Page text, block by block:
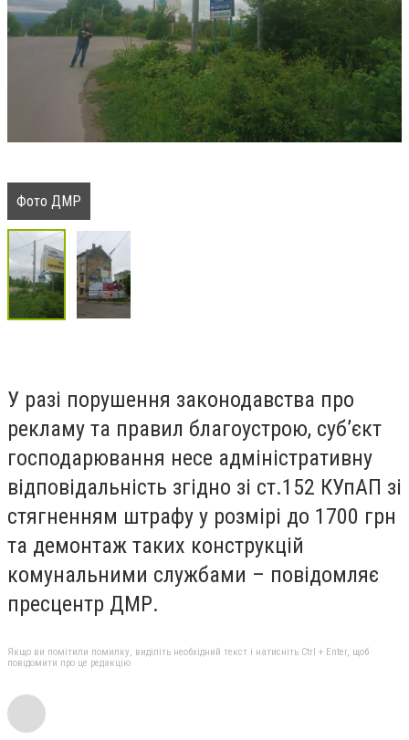
Фото ДМР
У разі порушення законодавства про
рекламу та правил благоустрою, суб’єкт
господарювання несе адміністративну
відповідальність згідно зі ст.152 КУпАП зі
стягненням штрафу у розмірі до 1700 грн
та демонтаж таких конструкцій
комунальними службами – повідомляє
пресцентр ДМР.
Якщо ви помітили помилку, виділіть необхідний текст і натисніть Ctrl + Enter, щоб
повідомити про це редакцію